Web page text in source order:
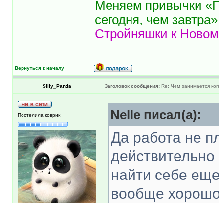
Меняем привычки
сегодня, чем завтра»
Стройняшки к
Вернуться к началу
Silly_Panda Заголовок сообщения: Re: Чем занимается
Постелила коврик Nelle писал(а):
Да работа не
найти себе
вообще